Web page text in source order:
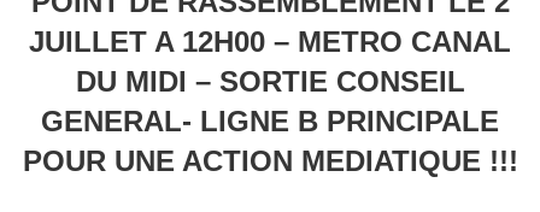
JUILLET A 12H00 – METRO CANAL
DU MIDI – SORTIE CONSEIL
GENERAL- LIGNE B PRINCIPALE
POUR UNE ACTION MEDIATIQUE !!!